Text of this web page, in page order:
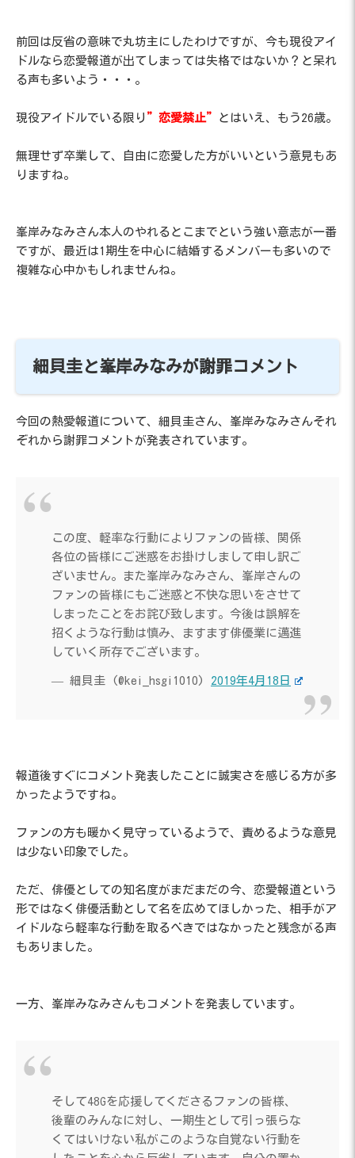
前回は反省の意味で丸坊主にしたわけですが、今も現役アイ
ドルなら恋愛報道が出てしまっては失格ではないか？と呆れ
る声も多いよう・・・。
現役アイドルでいる限り ”恋愛禁止” とはいえ、もう26歳。
無理せず卒業して、自由に恋愛した方がいいという意見もあ
りますね。
峯岸みなみさん本人のやれるとこまでという強い意志が一番
ですが、最近は1期生を中心に結婚するメンバーも多いので
複雑な心中かもしれませんね。
細貝圭と峯岸みなみが謝罪コメント
今回の熱愛報道について、細貝圭さん、峯岸みなみさんそれ
ぞれから謝罪コメントが発表されています。
この度、軽率な行動によりファンの皆様、関係
各位の皆様にご迷惑をお掛けしまして申し訳ご
ざいません。また峯岸みなみさん、峯岸さんの
ファンの皆様にもご迷惑と不快な思いをさせて
しまったことをお詫び致します。今後は誤解を
招くような行動は慎み、ますます俳優業に邁進
していく所存でございます。
— 細貝圭 (@kei_hsgi1010) 2019年4月18日
報道後すぐにコメント発表したことに誠実さを感じる方が多
かったようですね。
ファンの方も暖かく見守っているようで、責めるような意見
は少ない印象でした。
ただ、俳優としての知名度がまだまだの今、恋愛報道という
形ではなく俳優活動として名を広めてほしかった、相手がア
イドルなら軽率な行動を取るべきではなかったと残念がる声
もありました。
一方、峯岸みなみさんもコメントを発表しています。
そして48Gを応援してくださるファンの皆様、
後輩のみんなに対し、一期生として引っ張らな
くてはいけない私がこのような自覚ない行動を